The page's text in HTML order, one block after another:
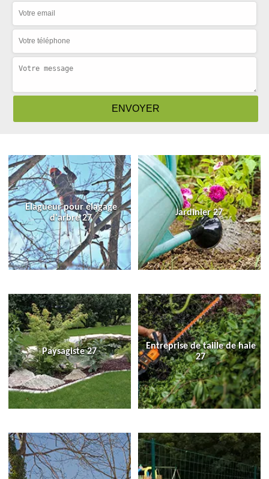
Elagueur pour élagage
d'arbre 27
Jardinier 27
Paysagiste 27
Entreprise de taille de haie
27